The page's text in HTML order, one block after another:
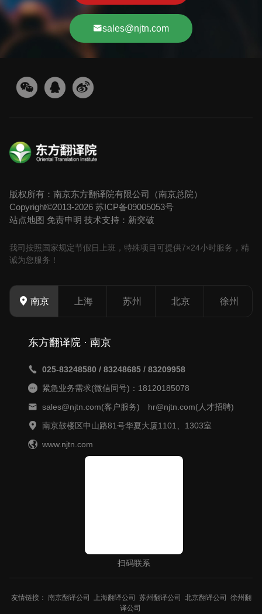
sales@njtn.com
版权所有：南京东方翻译院有限公司（南京总院）
Copyright©2013-2026 苏ICP备09005053号
站点地图 免责申明 技术支持：新突破
我司按照国家规定节假日上班，特殊项目可提供7×24小时服务，精
诚为您服务！
南京 上海 苏州 北京 徐州
东方翻译院 · 南京
025-83248580 / 83248685 / 83209958
紧急业务需求(微信同号)：18120185078
sales@njtn.com(客户服务) hr@njtn.com(人才招聘)
南京鼓楼区中山路81号华夏大厦1101、1303室
www.njtn.com
扫码联系
友情链接： 南京翻译公司 上海翻译公司 苏州翻译公司 北京翻译公司
徐州翻
译公司